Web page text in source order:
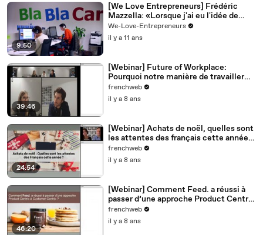
9:50
[We Love Entrepreneurs] Frédéric
Mazzella: «Lorsque j'ai eu l'idée de
Blablacar, je n'ai pas dormi pendant 72
heures»
We-Love-Entrepreneurs
il y a 11 ans
39:46
[Webinar] Future of Workplace:
Pourquoi notre manière de travailler
doit changer dès maintenant - Comet
frenchweb
il y a 8 ans
24:54
[Webinar] Achats de noël, quelles sont
les attentes des français cette année -
Proximis
frenchweb
il y a 8 ans
46:20
[Webinar] Comment Feed. a réussi à
passer d’une approche Product Centric
à une approche Customer Centric -
Emarsys
frenchweb
il y a 8 ans